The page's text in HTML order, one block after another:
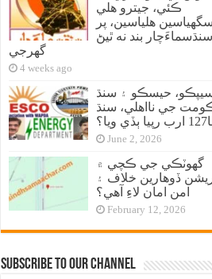
ڪئي، جيترو هلي
سگهياسين هلياسين، پر
سنڌسماءَچار بند نه ٿيڻ
گهرجي
4 weeks ago
حيسڪو ۽ سنڌ
جي نااهلي، سنڌ
ويا؟
June 2, 2026
گهوٽڪي جي ڪچي ۾
ڏوهارين خلاف ۽
امن امان لاءِ آهي؟
February 12, 2026
Subscribe to our Channel